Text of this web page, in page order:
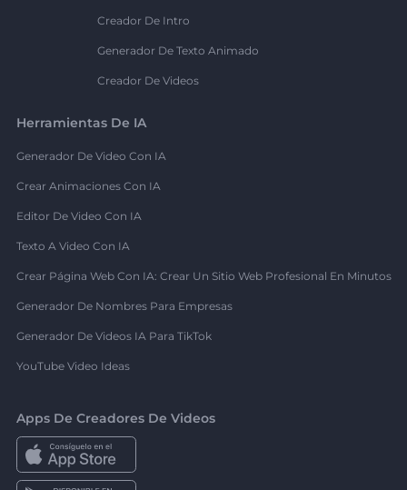
Creador De Intro
Generador De Texto Animado
Creador De Videos
Herramientas De IA
Generador De Video Con IA
Crear Animaciones Con IA
Editor De Video Con IA
Texto A Video Con IA
Crear Página Web Con IA: Crear Un Sitio Web Profesional En Minutos
Generador De Nombres Para Empresas
Generador De Videos IA Para TikTok
YouTube Video Ideas
Apps De Creadores De Videos